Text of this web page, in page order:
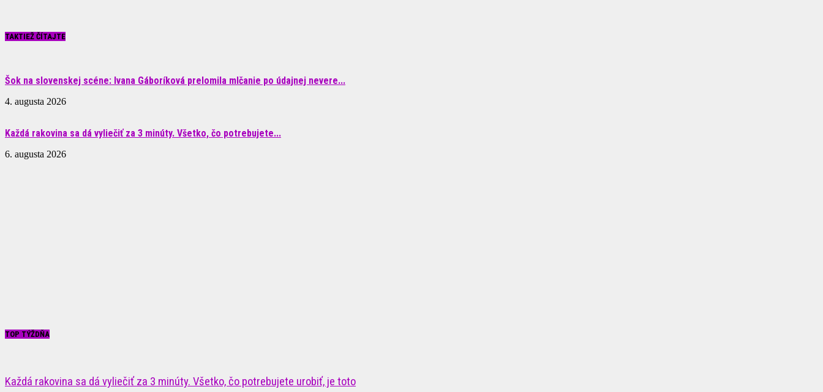
TAKTIEŽ ČÍTAJTE
Šok na slovenskej scéne: Ivana Gáboríková prelomila mlčanie po údajnej nevere...
4. augusta 2026
Každá rakovina sa dá vyliečiť za 3 minúty. Všetko, čo potrebujete...
6. augusta 2026
TOP TÝŽDŇA
Každá rakovina sa dá vyliečiť za 3 minúty. Všetko, čo potrebujete urobiť, je toto